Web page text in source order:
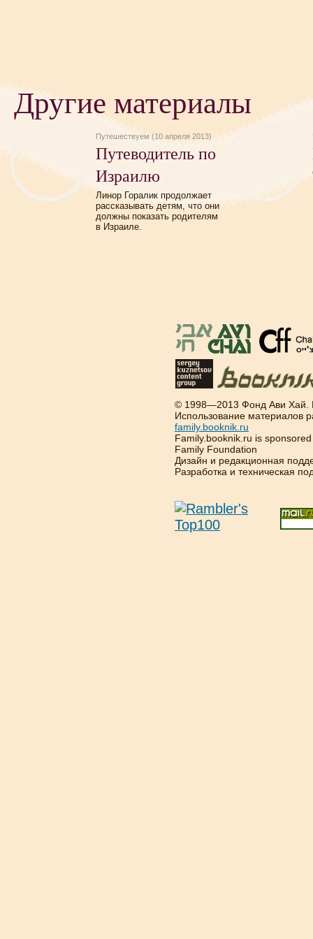
Другие материалы
Путешествуем (10 апреля 2013)
Путеводитель по
Израилю
Линор Горалик продолжает
рассказывать детям, что они
должны показать родителям
в Израиле.
© 1998—2013 Фонд Ави Хай.
Использование материалов
family.booknik.ru
Family.booknik.ru is
Family Foundation
Дизайн и редакционная
Разработка и техническая